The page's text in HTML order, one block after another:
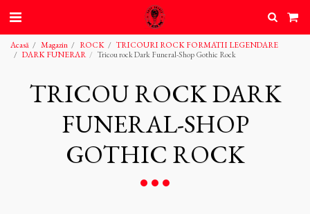
Acasă Magazin ROCK
TRICOURI ROCK FORMATII LEGENDARE
DARK FUNERAR
Tricou rock Dark Funeral-Shop Gothic Rock
TRICOU ROCK DARK
FUNERAL-SHOP
GOTHIC ROCK